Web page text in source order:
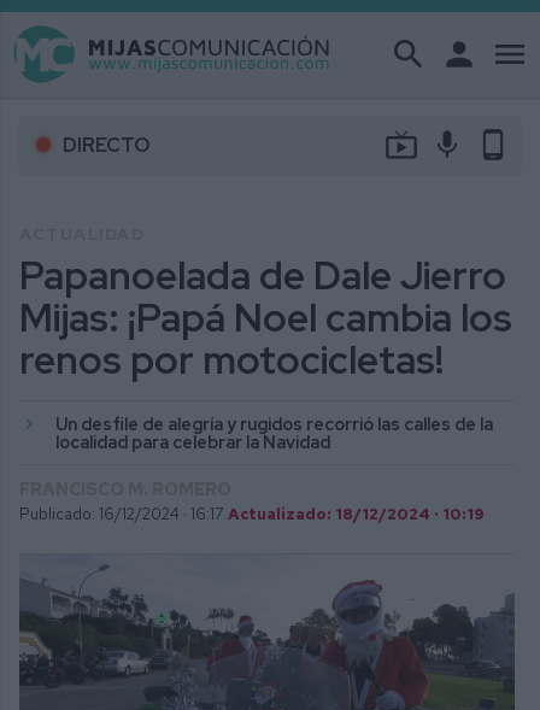
search person menu
DIRECTO live_tv mic phone_android
Papanoelada de Dale Jierro
Mijas: ¡Papá Noel cambia los
renos por motocicletas!
Un desfile de alegría y rugidos recorrió las calles de la
localidad para celebrar la Navidad
Publicado: 16/12/2024 · 16:17 Actualizado: 18/12/2024 · 10:19